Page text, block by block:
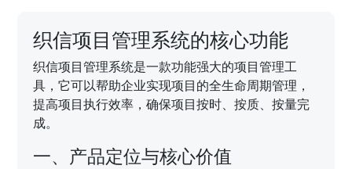
织信项目管理系统的核心功能
织信项目管理系统是一款功能强大的项目管理工
具，它可以帮助企业实现项目的全生命周期管理，
提高项目执行效率，确保项目按时、按质、按量完
成。
一、产品定位与核心价值